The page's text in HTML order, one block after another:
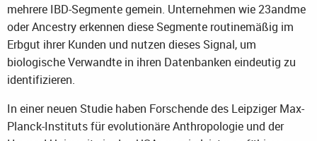
mehrere IBD-Segmente gemein. Unternehmen wie 23andme
oder Ancestry erkennen diese Segmente routinemäßig im
Erbgut ihrer Kunden und nutzen dieses Signal, um
biologische Verwandte in ihren Datenbanken eindeutig zu
identifizieren.
In einer neuen Studie haben Forschende des Leipziger Max-
Planck-Instituts für evolutionäre Anthropologie und der